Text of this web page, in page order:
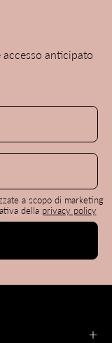
anticipato
a scopo di marketing
della privacy policy